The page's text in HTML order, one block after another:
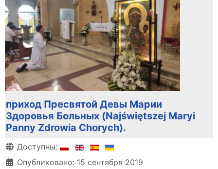
приход Пресвятой Девы Марии
Здоровья Больных (Najświętszej Maryi
Panny Zdrowia Chorych).
Информация о материале
Доступны:
Опубликовано: 15 сентября 2019